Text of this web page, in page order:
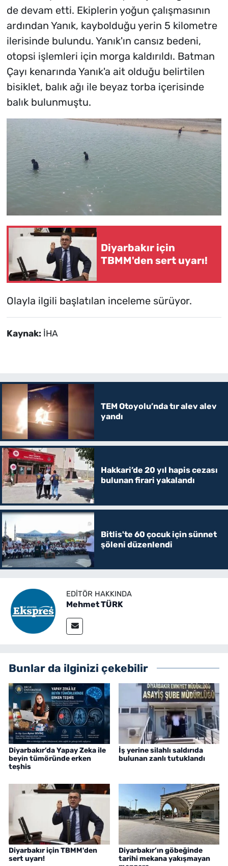
de devam etti. Ekiplerin yoğun çalışmasının
ardından Yanık, kaybolduğu yerin 5 kilometre
ilerisinde bulundu. Yanık'ın cansız bedeni,
otopsi işlemleri için morga kaldırıldı. Batman
Çayı kenarında Yanık'a ait olduğu belirtilen
bisiklet, balık ağı ile beyaz torba içerisinde
balık bulunmuştu.
Diyarbakır için
TBMM'den sert uyarı!
Olayla ilgili başlatılan inceleme sürüyor.
Kaynak: İHA
TEM Otoyolu’nda tır alev alev
yandı
Hakkari’de 20 yıl hapis cezası
bulunan firari yakalandı
Bitlis'te 60 çocuk için sünnet
şöleni düzenlendi
EDITÖR HAKKINDA
Mehmet TÜRK
Bunlar da ilginizi çekebilir
Diyarbakır’da Yapay Zeka ile
beyin tümöründe erken
teşhis
İş yerine silahlı saldırıda
bulunan zanlı tutuklandı
Diyarbakır için TBMM'den
sert uyarı!
Diyarbakır’ın göbeğinde
tarihi mekana yakışmayan